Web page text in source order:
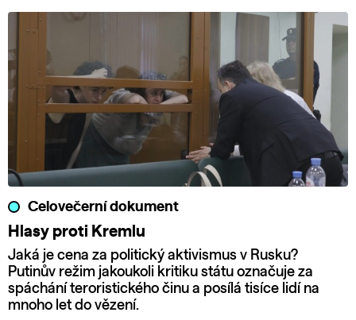
Celovečerní dokument
Hlasy proti Kremlu
Jaká je cena za politický aktivismus v Rusku?
Putinův režim jakoukoli kritiku státu označuje za
spáchání teroristického činu a posílá tisíce lidí na
mnoho let do vězení.